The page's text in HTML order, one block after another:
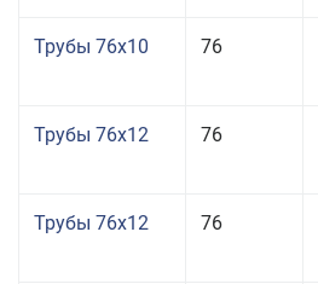
Трубы 76x10 76
Трубы 76x12 76
Трубы 76x12 76